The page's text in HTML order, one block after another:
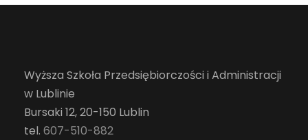
Wyższa Szkoła Przedsiębiorczości i Administracji
w Lublinie
Bursaki 12, 20-150 Lublin
tel. 607-510-882